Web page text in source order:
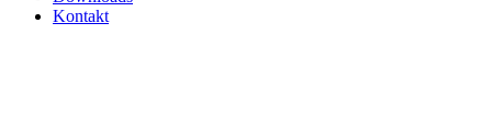
Kontakt